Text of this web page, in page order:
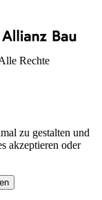
Rechte
zu gestalten und
akzeptieren oder